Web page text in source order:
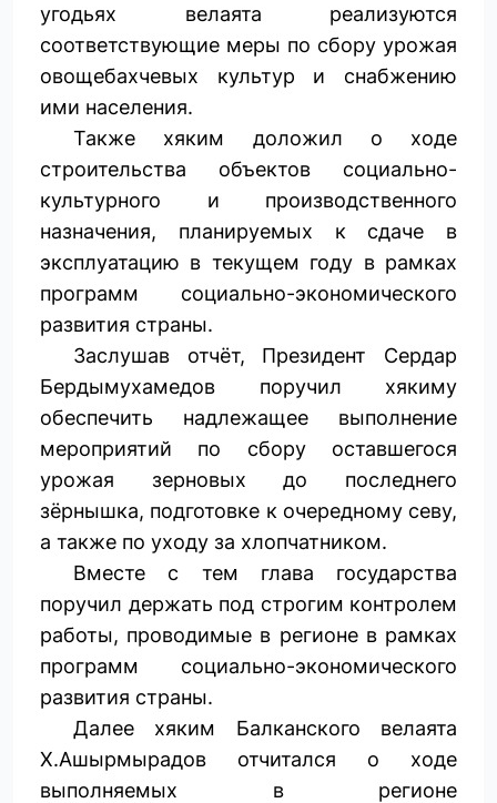
угодьях велаята реализуются
соответствующие меры по сбору урожая
овощебахчевых культур и снабжению
ими населения.
Также хяким доложил о ходе
строительства объектов социально-
культурного и производственного
назначения, планируемых к сдаче в
эксплуатацию в текущем году в рамках
программ социально-экономического
развития страны.
Заслушав отчёт, Президент Сердар
Бердымухамедов поручил хякиму
обеспечить надлежащее выполнение
мероприятий по сбору оставшегося
урожая зерновых до последнего
зёрнышка, подготовке к очередному севу,
а также по уходу за хлопчатником.
Вместе с тем глава государства
поручил держать под строгим контролем
работы, проводимые в регионе в рамках
программ социально-экономического
развития страны.
Далее хяким Балканского велаята
Х.Ашырмырадов отчитался о ходе
выполняемых в регионе